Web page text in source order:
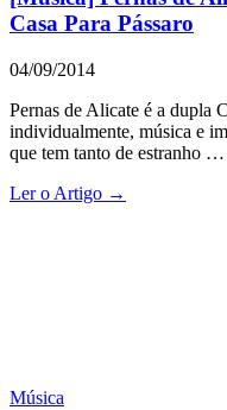
Casa Para Pássaro
04/09/2014
Pernas de Alicate é a dupla
individualmente, música e
que tem tanto de estranho …
Ler o Artigo →
Música